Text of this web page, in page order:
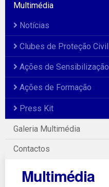
Multimédia
Notícias
Clubes de Proteção Civil
Ações de Sensibilização
Ações de Formação
Press Kit
Galeria Multimédia
Contactos
Multimédia